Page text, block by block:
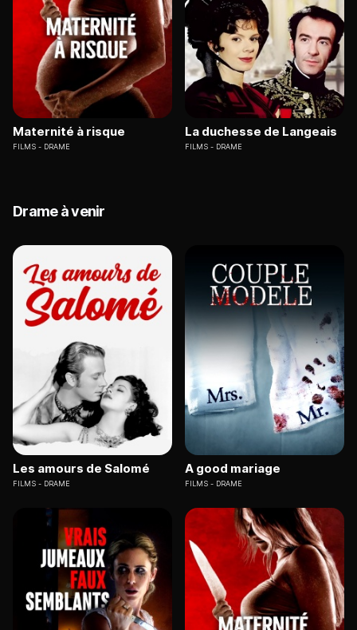
Maternité à risque
FILMS DRAME
La duchesse de Langeais
FILMS DRAME
Drame à venir
Les amours de Salomé
FILMS DRAME
A good mariage
FILMS DRAME